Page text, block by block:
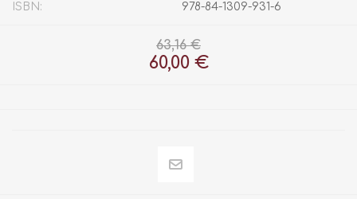
ISBN: 978-84-1309-931-6
63,16 €
60,00 €